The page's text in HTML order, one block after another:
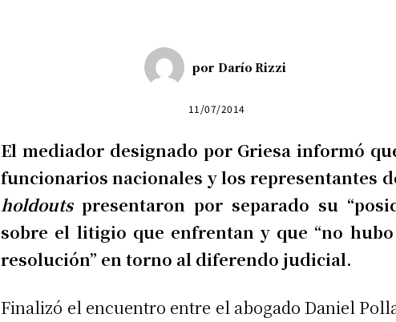
por Darío Rizzi
11/07/2014
El mediador designado por Griesa informó
funcionarios nacionales y los representantes
holdoutspresentaron por separado su
sobre el litigio que enfrentan y que “no
resolución” en torno al diferendo judicial.
Finalizó el encuentro entre el abogado Daniel